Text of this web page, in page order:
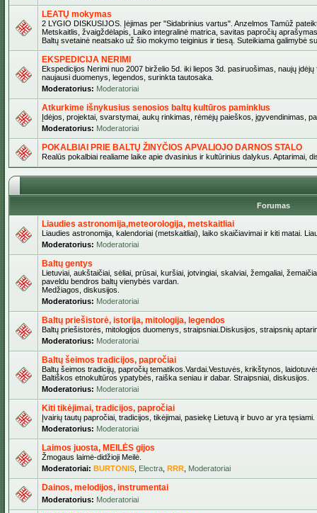
LEATŲ mokymas
2 LYGIO DISKUSIJOS. Įėjimas per "Sidabrinius vartus". Anzelmos Tamūž
Metskaitlis, žvaigždėlapis, Laiko integralinė matrica, savitas papročių
Baltų svetainė neatsako už šio mokymo teiginius ir tiesą. Suteikiama galimybė
EKSPEDICIJA NERIMI
Ekspedicijos Nerimi nuo 2007 birželio 5d. iki liepos 3d. pasiruošimas, naujų
naujausi duomenys, legendos, surinkta tautosaka.
Moderatorius: Moderatoriai
Atkurkime išnykusius senosios baltų kultūros paminklus
Įdėjos, projektai, svarstymai, aukų rinkimas, rėmėjų paieškos, įgyvendinimas,
Moderatorius: Moderatoriai
POKALBIAI PRIE BALTŲ ŽINYČIOS APVALIOJO DARNOS STALO
Realūs pokalbiai realiame laike apie dvasinius ir kultūrinius dalykus. Aptarimai,
Forumas
Liaudies astronomija,meteorologija, metskaitliai
Liaudies astronomija, kalendoriai (metskaitliai), laiko skaičiavimai ir kiti matai.
Moderatorius: Moderatoriai
Baltų gentys
Lietuviai, aukštaičiai, sėliai, prūsai, kuršiai, jotvingiai, skalviai, žemgaliai,
paveldu bendros baltų vienybės vardan.
Medžiagos, diskusijos.
Moderatorius: Moderatoriai
Baltų priešistorė, istorija, mitologija, legendos
Baltų priešistorės, mitologijos duomenys, straipsniai.Diskusijos, straipsnių
Moderatorius: Moderatoriai
Baltų šeimos tradicijos, papročiai
Baltų šeimos tradicijų, papročių tematikos.Vardai.Vestuvės, krikštynos,
Baltiškos etnokultūros ypatybės, raiška seniau ir dabar. Straipsniai, diskusijos.
Moderatorius: Moderatoriai
Kiti tikėjimai, tradicijos, papročiai
Įvairių tautų papročiai, tradicijos, tikėjimai, pasiekę Lietuvą ir buvo ar yra tęsiami.
Moderatorius: Moderatoriai
Laimos juosta, MEILĖS gijos
Žmogaus laimė-didžioji Meilė.
Moderatoriai: BURTONIS Electra RRR Moderatoriai
Dainos, melodijos, instrumentai
Moderatorius: Moderatoriai